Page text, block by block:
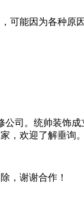
可能因为各种原
司。统帅装饰
，欢迎了解垂询。
，谢谢合作！